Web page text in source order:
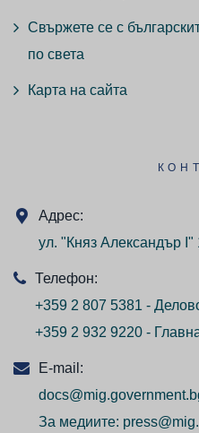
Свържете се с
по света
Карта на сайта
Адрес:
ул. "Княз Александър I"
Телефон:
+359 2 807 5381 -
+359 2 932 9220 -
E-mail:
За медиите: